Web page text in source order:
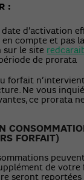
:
date d’activation
compte et pas
sur le site
de prorata
forfait
Ne vous
ce prorata
FORFAIT)
de votre
seront